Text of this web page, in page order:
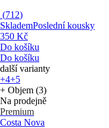
(712)
SklademPoslední kousky
350 Kč
Do košíku
Do košíku
další varianty
+4+5
+ Objem (3)
Na prodejně
Premium
Costa Nova